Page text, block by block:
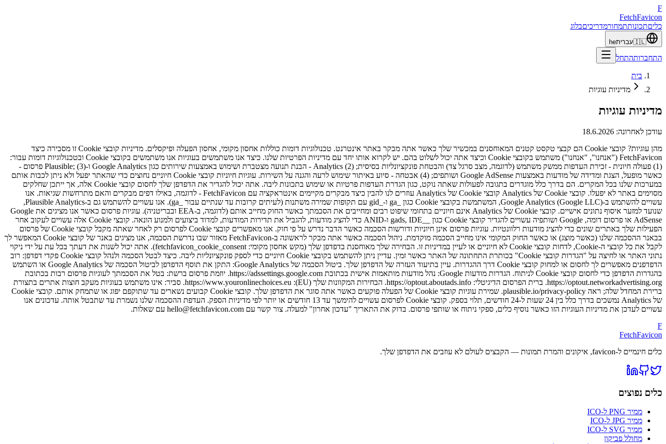
F
FetchFavicon
כליםתכונותתמחורמדריכיםבלוג
🇮🇱עבריתhe
התחברותהתחל
בית
מדיניות עוגיות
מדיניות עוגיות
עודכן לאחרונה:
18.6.2026
מהן עוגיות? קובצי Cookie הם קבצי טקסט קטנים המאוחסנים במכשיר שלך כאשר אתה מבקר באתר אינטרנט. טכנולוגיות דומות כוללות אחסון מקומי, אחסון הפעלה ופיקסלים. מדיניות קובצי Cookie זו מסבירה כיצד
FetchFavicon ("אנחנו", "אנחנו") משתמש בקובצי Cookie וכיצד אתה יכול לשלוט בהם. יש לקרוא אותו יחד עם מדיניות הפרטיות שלנו. כיצד אנו משתמשים בעוגיות אנו משתמשים בקובצי Cookie ובטכנולוגיות דומות עבור:
(1) פעולה חיונית - זכירת העדפות ממשק משתמש (לדוגמה, מצב סרגל צד) והבטחת פונקציונליות בסיסית; (2) Analytics - הבנת תנועה מצטברת ושימוש באמצעות שירותים כגון Google Analytics ו-Plausible; (3) פרסום -
כאשר מופעל, הצגת ומדידה של מודעות באמצעות Google AdSense ושותפים; (4) אבטחה - סיוע באיתור שימוש לרעה והגנה על השירות. עוגיות חיוניות קובצי Cookie חיוניים נחוצים כדי שהאתר יפעל ולא ניתן לכבות אותם
במערכות שלנו בכל המקרים. הם בדרך כלל מוגדרים בתגובה לפעולות שאתה נוקט, כגון הגדרת העדפות פרטיות או שימוש בתכונות ליבה. אתה יכול להגדיר את הדפדפן שלך לחסום קובצי Cookie אלה, אך ייתכן שחלקים
מסוימים באתר לא יפעלו. קובצי Cookie של Analytics קובצי Cookie של Analytics עוזרים לנו להבין כיצד מבקרים מקיימים אינטראקציה עם FetchFavicon - לדוגמה, באילו דפים מבקרים והאם מתרחשות שגיאות. אנו
עשויים להשתמש ב-Google Analytics (Google LLC), המשתמשת בקובצי Cookie כגון _ga ו-_gid עם תקופות שמירה משתנות (לעיתים קרובות עד שנתיים עבור _ga). אנו עשויים להשתמש גם ב-Plausible Analytics,
שנועד למזער איסוף נתונים אישיים. קובצי Cookie של Analytics אינם חיוניים בתחומי שיפוט רבים ומחייבים את הסכמתך כאשר החוק מחייב אותם (לדוגמה, ב-EEA ובבריטניה). עוגיות פרסום כאשר אנו מציגים את Google
AdSense או פרסום דומה, Google ושותפיה עשויים להגדיר קובצי Cookie כגון __gads, IDE ו-ANID כדי להציג מודעות, להגביל את תדירות המודעות, למדוד ביצועים ולמנוע הונאה. קובצי Cookie אלה עשויים לעקוב אחר
הפעילות שלך באתרים שונים כדי להציג מודעות רלוונטיות. עוגיות פרסום אינן חיוניות ודורשות הסכמה כאשר הדבר נדרש על פי חוק. אנו מאפשרים קובצי Cookie לפרסום רק לאחר שאתה מקבל קובצי Cookie של פרסום
בבאנר ההסכמה שלנו (כאשר מוצג) או כאשר החוק המקומי אינו מחייב הסכמה מוקדמת. ניהול הסכמה כאשר אתה מבקר לראשונה ב-FetchFavicon מאזור שבו נדרשת הסכמה, אנו מציגים באנר של קובצי Cookie המאפשר לך
לקבל את כל קובצי ה-Cookie, לדחות קובצי Cookie לא חיוניים או לעיין במדיניות זו. הבחירה שלך מאוחסנת בדפדפן שלך (מקש אחסון מקומי: fetchfavicon_cookie_consent). אתה יכול לשנות את דעתך בכל עת על ידי ניקוי
נתוני האתר או לחיצה על "הגדרות קובצי Cookie" בכותרת התחתונה של האתר כאשר זמין. עדיין ניתן להשתמש בקובצי Cookie חיוניים כדי לספק פונקציונליות ליבה. כיצד לבטל הסכמה ולנהל קובצי Cookie פקדי דפדפן: רוב
הדפדפנים מאפשרים לך לחסום או למחוק קובצי Cookie דרך ההגדרות. עיין בתיעוד העזרה של הדפדפן שלך. ביטול הסכמה של Google Analytics: התקן את תוסף הדפדפן לביטול הסכמה של Google Analytics או השתמש
בהגדרות הדפדפן כדי לחסום קובצי Cookie לניתוח. הגדרות מודעות Google: נהל מודעות מותאמות אישית בכתובת https://adssettings.google.com. יוזמת פרסום ברשת: בטל את הסכמתך לעוגיות פרסום רבות בכתובת
https://optout.networkadvertising.org. ברית הפרסום הדיגיטלי: https://optout.aboutads.info. הבחירות המקוונות שלך (EU): https://www.youronlinechoices.eu. סביר: אינו משתמש בעוגיות מעקב חוצות אתרים בתצורת
ברירת המחדל שלה; ראה plausible.io/privacy-policy. שמירת עוגיות קובצי Cookie של הפעלה פוקעים כאשר אתה סוגר את הדפדפן שלך. קובצי Cookie קבועים נשארים עד שתוקפם יפוג או שתמחק אותם. קובצי Cookie
של Analytics נמשכים בדרך כלל בין 24 שעות ל-24 חודשים, תלוי בספק. קובצי Cookie לפרסום עשויים להימשך עד 13 חודשים או יותר לפי מדיניות הספק. העדפת ההסכמה שלנו נשמרת עד שתבטל אותה. עדכונים אנו
עשויים לעדכן את מדיניות העוגיות הזו כאשר נוסיף כלים, ספקי ניתוח או שותפי פרסום. בדוק את התאריך "עדכון אחרון" למעלה. צור קשר עם hello@fetchfavicon.com עם שאלות.
F
FetchFavicon
כלים חינמיים ל-favicon, איקונים והמרת תמונות — הקבצים לעולם לא עוזבים את הדפדפן שלך.
כלים נפוצים
ממיר PNG ל-ICO
ממיר JPG ל-ICO
ממיר SVG ל-ICO
מחולל פביקון